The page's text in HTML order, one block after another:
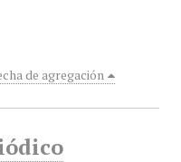
de agregación